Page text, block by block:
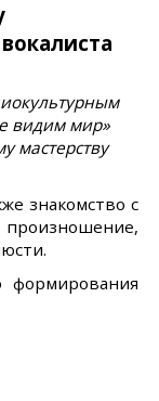
видим мир»
мастерству
знакомство с
произношение,
формирования